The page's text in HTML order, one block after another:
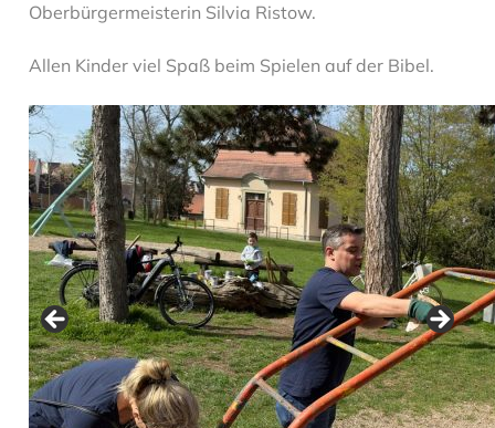
Oberbürgermeisterin Silvia Ristow.
Allen Kinder viel Spaß beim Spielen auf der Bibel.